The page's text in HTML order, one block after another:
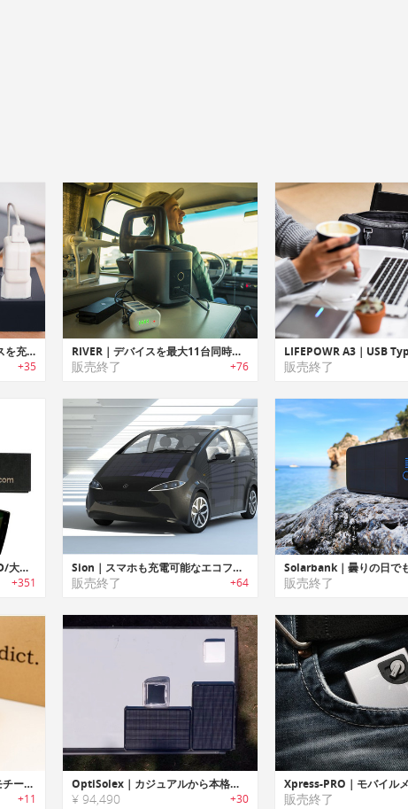
PowerPlant｜様々なデバイスを充電可能なポータブルユニバーサルチャージャー「パワープラント」
+35
RIVER｜デバイスを最大11台同時に充電可能なパワフルモバイルパワーステーション「リバー」
販売終了 +76 販売終了
VoltTorch｜高性能クリーLED/大容量バッテリー搭載したフラッシュライト「ボルトタッチ」
+351
Sion｜スマホも充電可能なエコフレンドリーソーラーカー「サイオン」
販売終了 +64 販売終了
Verdict Juniper｜ストーンモチーフのオーバルシェイプポータブルチャージャー
+11
OptiSolex｜カジュアルから本格派まで使える、400W出力のブリーフケースサイズソーラーパネル
¥ 94,490 +30 販売終了